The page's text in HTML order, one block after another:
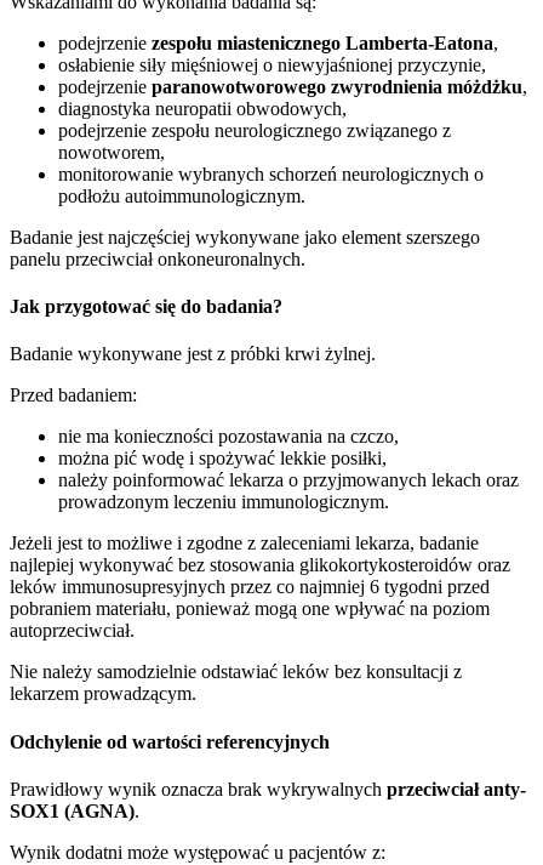
podejrzenie zespołu miastenicznego Lamberta-Eatona,
osłabienie siły mięśniowej o niewyjaśnionej przyczynie,
podejrzenie paranowotworowego zwyrodnienia móżdżku,
diagnostyka neuropatii obwodowych,
podejrzenie zespołu neurologicznego związanego z
nowotworem,
monitorowanie wybranych schorzeń neurologicznych o
podłożu autoimmunologicznym.
Badanie jest najczęściej wykonywane jako element szerszego
panelu przeciwciał onkoneuronalnych.
Jak przygotować się do badania?
Badanie wykonywane jest z próbki krwi żylnej.
Przed badaniem:
nie ma konieczności pozostawania na czczo,
można pić wodę i spożywać lekkie posiłki,
należy poinformować lekarza o przyjmowanych lekach oraz
prowadzonym leczeniu immunologicznym.
Jeżeli jest to możliwe i zgodne z zaleceniami lekarza, badanie
najlepiej wykonywać bez stosowania glikokortykosteroidów oraz
leków immunosupresyjnych przez co najmniej 6 tygodni przed
pobraniem materiału, ponieważ mogą one wpływać na poziom
autoprzeciwciał.
Nie należy samodzielnie odstawiać leków bez konsultacji z
lekarzem prowadzącym.
Odchylenie od wartości referencyjnych
Prawidłowy wynik oznacza brak wykrywalnych przeciwciał anty-
SOX1 (AGNA).
Wynik dodatni może występować u pacjentów z: